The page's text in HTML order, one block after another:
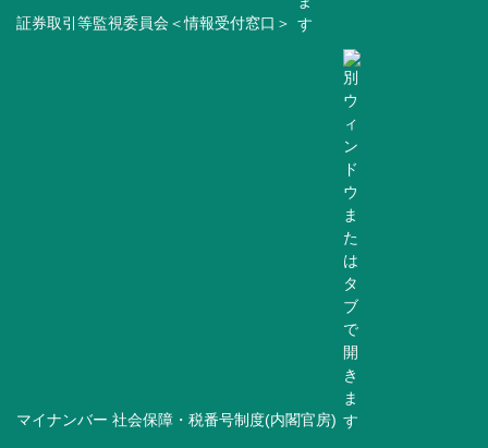
証券取引等監視委員会＜情報受付窓口＞
マイナンバー 社会保障・税番号制度(内閣官房)